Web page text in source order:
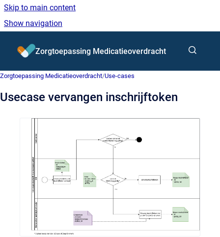
Skip to main content
Show navigation
Go to homepage
Zorgtoepassing Medicatieoverdracht
Zorgtoepassing Medicatieoverdracht/Use‑cases
Usecase vervangen inschrijftoken